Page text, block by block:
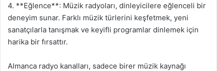
4. **Eğlence**: Müzik radyoları, dinleyicilere eğlenceli bir
deneyim sunar. Farklı müzik türlerini keşfetmek, yeni
sanatçılarla tanışmak ve keyifli programlar dinlemek için
harika bir fırsattır.
Almanca radyo kanalları, sadece birer müzik kaynağı